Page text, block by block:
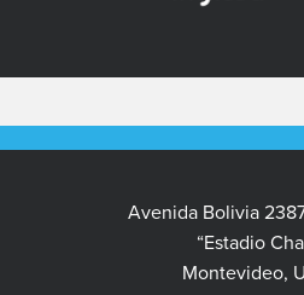
Avenida Bolivia
“Estadio
Montevideo,